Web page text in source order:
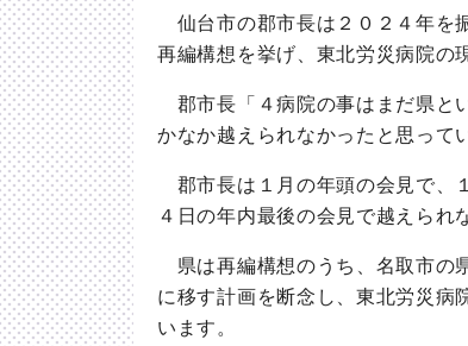
仙台市の郡市長は２０２４年を
再編構想を挙げ、東北労災病院の
郡市長「４病院の事はまだ県と
かなか越えられなかったと思って
郡市長は１月の年頭の会見で、
４日の年内最後の会見で越えられ
県は再編構想のうち、名取市の
に移す計画を断念し、東北労災病
います。